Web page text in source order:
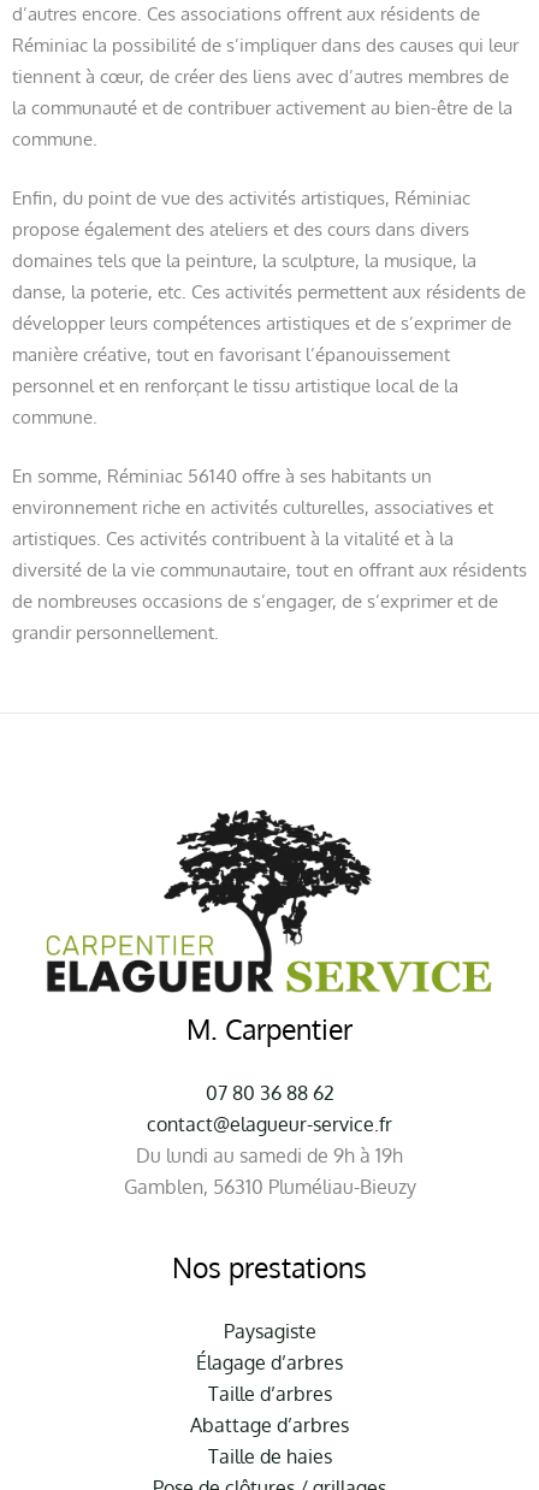
d’autres encore. Ces associations offrent aux résidents de
Réminiac la possibilité de s’impliquer dans des causes qui leur
tiennent à cœur, de créer des liens avec d’autres membres de
la communauté et de contribuer activement au bien-être de la
commune.
Enfin, du point de vue des activités artistiques, Réminiac
propose également des ateliers et des cours dans divers
domaines tels que la peinture, la sculpture, la musique, la
danse, la poterie, etc. Ces activités permettent aux résidents de
développer leurs compétences artistiques et de s’exprimer de
manière créative, tout en favorisant l’épanouissement
personnel et en renforçant le tissu artistique local de la
commune.
En somme, Réminiac 56140 offre à ses habitants un
environnement riche en activités culturelles, associatives et
artistiques. Ces activités contribuent à la vitalité et à la
diversité de la vie communautaire, tout en offrant aux résidents
de nombreuses occasions de s’engager, de s’exprimer et de
grandir personnellement.
M. Carpentier
07 80 36 88 62
contact@elagueur-service.fr
Du lundi au samedi de 9h à 19h
Gamblen, 56310 Pluméliau-Bieuzy
Nos prestations
Paysagiste
Élagage d’arbres
Taille d’arbres
Abattage d’arbres
Taille de haies